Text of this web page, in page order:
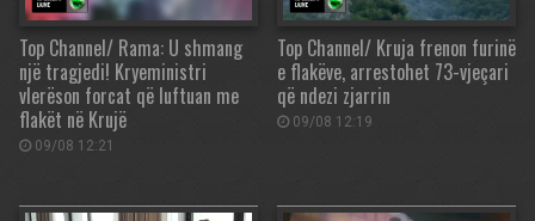
Top Channel/ Rama: U shmang
një tragjedi! Kryeministri
vlerëson forcat që luftuan me
flakët në Krujë
09/08 12:21
Top Channel/ Kruja frenon furinë
e flakëve, arrestohet 73-vjeçari
që ndezi zjarrin
09/08 12:19